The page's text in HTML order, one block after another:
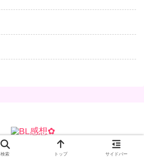
© 2020 BL感想✿.
検索 トップ サイドバー